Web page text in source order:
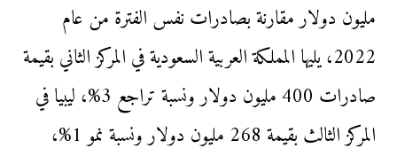
مليون دولار مقارنة بصادرات نفس الفترة من عام
2022، يليها المملكة العربية السعودية في المركز الثاني بقيمة
صادرات 400 مليون دولار ونسبة تراجع 3%، ليبيا في
المركز الثالث بقيمة 268 مليون دولار ونسبة نمو 1%،